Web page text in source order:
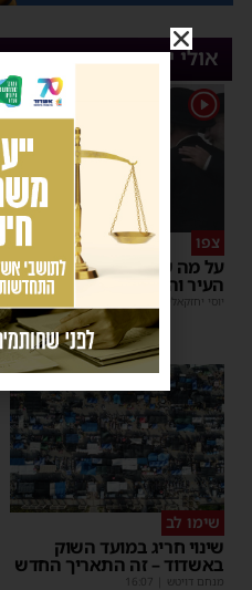
אולי יעניין אותך
1
צפו
על מה שוחחו מ"מ ראש
העיר והחיד"א אברג׳ל?
יוסי יחזקאלי
שימו לב
שינוי חריג במועד השוק
באשדוד – זה התאריך החדש
מנחם דויטש 16:07